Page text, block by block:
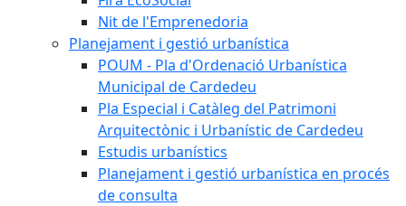
Nit de l'Emprenedoria
Planejament i gestió urbanística
POUM - Pla d'Ordenació Urbanística
Municipal de Cardedeu
Pla Especial i Catàleg del Patrimoni
Arquitectònic i Urbanístic de Cardedeu
Estudis urbanístics
Planejament i gestió urbanística en procés
de consulta